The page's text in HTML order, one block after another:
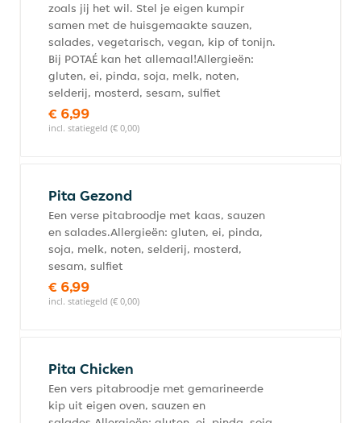
zoals jij het wil. Stel je eigen kumpir
samen met de huisgemaakte sauzen,
salades, vegetarisch, vegan, kip of tonijn.
Bij POTAÉ kan het allemaal!Allergieën:
gluten, ei, pinda, soja, melk, noten,
selderij, mosterd, sesam, sulfiet
€ 6,99
incl. statiegeld (€ 0,00)
Pita Gezond
Een verse pitabroodje met kaas, sauzen
en salades.Allergieën: gluten, ei, pinda,
soja, melk, noten, selderij, mosterd,
sesam, sulfiet
€ 6,99
incl. statiegeld (€ 0,00)
Pita Chicken
Een vers pitabroodje met gemarineerde
kip uit eigen oven, sauzen en